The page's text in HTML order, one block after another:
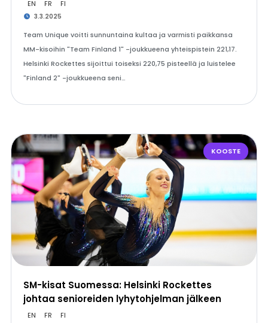
EN FR FI
3.3.2025
Team Unique voitti sunnuntaina kultaa ja varmisti paikkansa
MM-kisoihin "Team Finland 1" -joukkueena yhteispistein 221,17.
Helsinki Rockettes sijoittui toiseksi 220,75 pisteellä ja luistelee
"Finland 2" -joukkueena seni…
KOOSTE
SM-kisat Suomessa: Helsinki Rockettes
johtaa senioreiden lyhytohjelman jälkeen
EN FR FI